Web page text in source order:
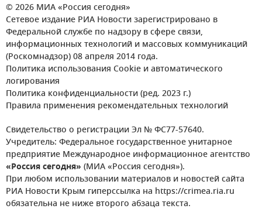
© 2026 МИА «Россия сегодня»
Сетевое издание РИА Новости зарегистрировано в
Федеральной службе по надзору в сфере связи,
информационных технологий и массовых коммуникаций
(Роскомнадзор) 08 апреля 2014 года.
Политика использования Cookie и автоматического
логирования
Политика конфиденциальности (ред. 2023 г.)
Правила применения рекомендательных технологий
Свидетельство о регистрации Эл № ФС77-57640.
Учредитель: Федеральное государственное унитарное
предприятие Международное информационное агентство
«Россия сегодня» (МИА «Россия сегодня»).
При любом использовании материалов и новостей сайта
РИА Новости Крым гиперссылка на https://crimea.ria.ru
обязательна не ниже второго абзаца текста.